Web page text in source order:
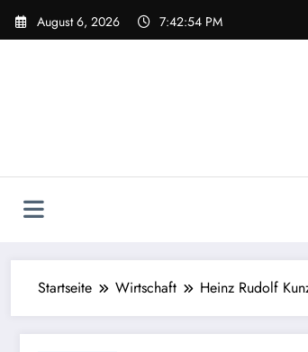
Zum
Inhalt
August 6, 2026 7:42:55 PM
Startseite Wirtschaft Heinz Rudolf